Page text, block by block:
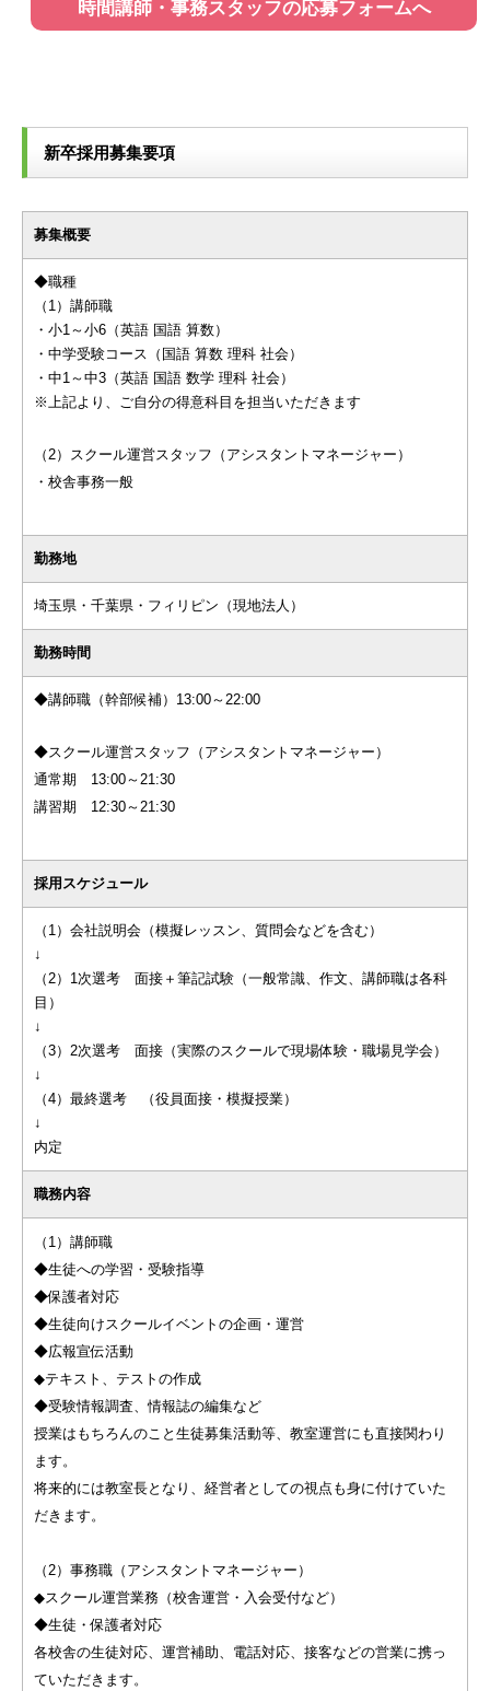
時間講師・事務スタッフの応募フォームへ
新卒採用募集要項
募集概要
◆職種
（1）講師職
・小1～小6（英語 国語 算数）
・中学受験コース（国語 算数 理科 社会）
・中1～中3（英語 国語 数学 理科 社会）
※上記より、ご自分の得意科目を担当いただきます
（2）スクール運営スタッフ（アシスタントマネージャー）
・校舎事務一般
勤務地
埼玉県・千葉県・フィリピン（現地法人）
勤務時間
◆講師職（幹部候補）13:00～22:00
◆スクール運営スタッフ（アシスタントマネージャー）
通常期 13:00～21:30
講習期 12:30～21:30
採用スケジュール
（1）会社説明会（模擬レッスン、質問会などを含む）
↓
（2）1次選考 面接＋筆記試験（一般常識、作文、講師職は各科
目）
↓
（3）2次選考 面接（実際のスクールで現場体験・職場見学会）
↓
（4）最終選考 （役員面接・模擬授業）
↓
内定
職務内容
（1）講師職
◆生徒への学習・受験指導
◆保護者対応
◆生徒向けスクールイベントの企画・運営
◆広報宣伝活動
◆テキスト、テストの作成
◆受験情報調査、情報誌の編集など
授業はもちろんのこと生徒募集活動等、教室運営にも直接関わり
ます。
将来的には教室長となり、経営者としての視点も身に付けていた
だきます。
（2）事務職（アシスタントマネージャー）
◆スクール運営業務（校舎運営・入会受付など）
◆生徒・保護者対応
各校舎の生徒対応、運営補助、電話対応、接客などの営業に携っ
ていただきます。